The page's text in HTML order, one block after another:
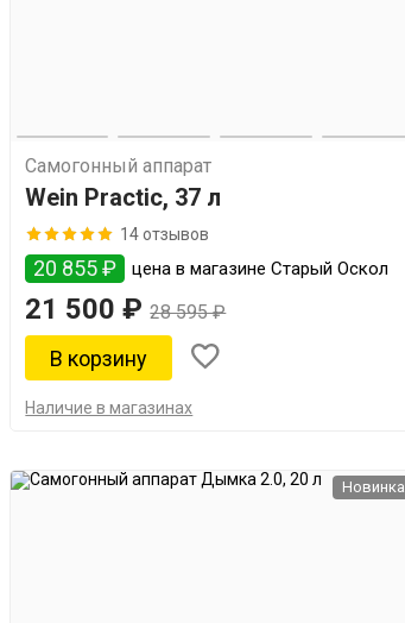
Самогонный аппарат
Wein Practic, 37 л
14 отзывов
20 855 ₽ цена в магазине Старый Оскол
21 500 ₽ 28 595 ₽
Наличие в магазинах
Новинка